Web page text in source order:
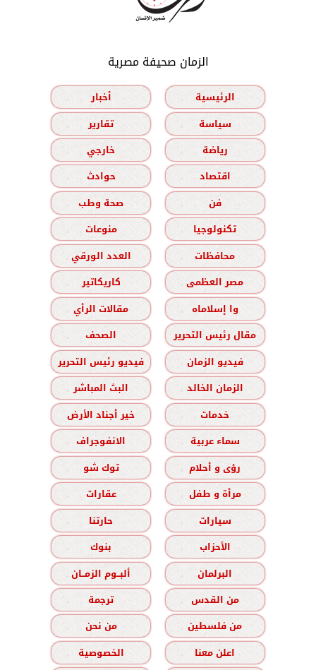
الزمان صحيفة مصرية
الرئيسية
أخبار
سياسة
تقارير
رياضة
خارجي
اقتصاد
حوادث
فن
صحة وطب
تكنولوجيا
منوعات
محافظات
العدد الورقي
مصر العظمى
كاريكاتير
وا إسلاماه
مقالات الرأي
مقال رئيس التحرير
الصحف
فيديو الزمان
فيديو رئيس التحرير
الزمان الخالد
البث المباشر
خدمات
خير أجناد الأرض
سماء عربية
الانفوجراف
رؤى و أحلام
توك شو
مرأة و طفل
عقارات
سيارات
حارتنا
الأحزاب
بنوك
البرلمان
ألبــوم الزمــان
من القدس
ترجمة
من فلسطين
من نحن
اعلن معنا
الخصوصية